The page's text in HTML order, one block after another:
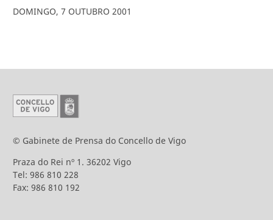
DOMINGO, 7 OUTUBRO 2001
© Gabinete de Prensa do Concello de Vigo
Praza do Rei nº 1. 36202 Vigo
Tel: 986 810 228
Fax: 986 810 192